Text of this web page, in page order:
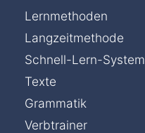
Lernmethoden
Langzeitmethode
Schnell-Lern-System
Texte
Grammatik
Verbtrainer